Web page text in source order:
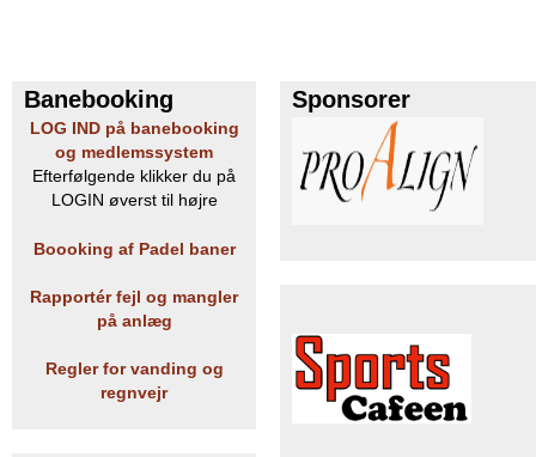
Banebooking
LOG IND på banebooking
og medlemssystem
Efterfølgende klikker du på
LOGIN øverst til højre
Boooking af Padel baner
Rapportér fejl og mangler
på anlæg
Regler for vanding og
regnvejr
Sponsorer